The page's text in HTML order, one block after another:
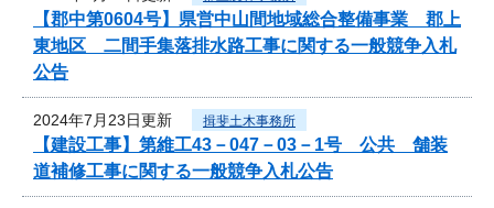
【郡中第0604号】県営中山間地域総合整備事業 郡上
東地区 二間手集落排水路工事に関する一般競争入札
公告
2024年7月23日更新 揖斐土木事務所
【建設工事】第維工43－047－03－1号 公共 舗装
道補修工事に関する一般競争入札公告